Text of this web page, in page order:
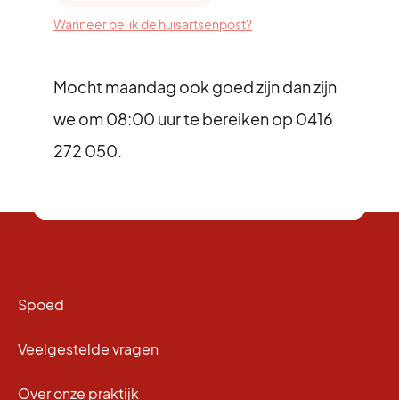
Wanneer bel ik de huisartsenpost?
Mocht maandag ook goed zijn dan zijn
we om 08:00 uur te bereiken op 0416
272 050.
Spoed
Veelgestelde vragen
Over onze praktijk